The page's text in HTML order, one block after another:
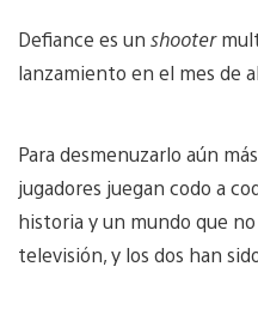
Defiance es un shooter
lanzamiento en el mes de
Para desmenuzarlo aún
jugadores juegan codo a
historia y un mundo que
televisión, y los dos han